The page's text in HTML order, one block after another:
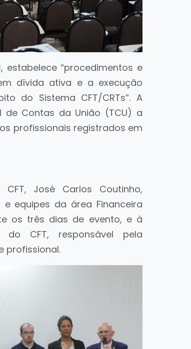
estabelece “procedimentos e
dívida ativa e a execução
do Sistema CFT/CRTs”. A
Contas da União (TCU) a
profissionais registrados em
José Carlos Coutinho,
equipes da área Financeira
os três dias de evento, e à
CFT, responsável pela
profissional.